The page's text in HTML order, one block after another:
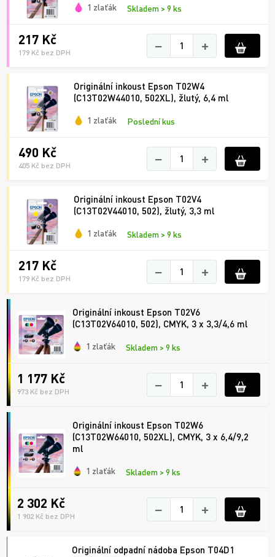
1 zlaťák Skladem > 9 ks
217 Kč
179 Kč bez DPH − +
Originální inkoust Epson T02W4
(C13T02W44010, 502XL), žlutý, 6,4 ml
1 zlaťák Poslední kus
490 Kč
405 Kč bez DPH − +
Originální inkoust Epson T02V4
(C13T02V44010, 502), žlutý, 3,3 ml
1 zlaťák Skladem > 9 ks
217 Kč
179 Kč bez DPH − +
Originální inkoust Epson T02V6
(C13T02V64010, 502), CMYK, 3 x 3,3/4,6 ml
1 zlaťák Skladem > 9 ks
1 177 Kč
973 Kč bez DPH − +
Originální inkoust Epson T02W6
(C13T02W64010, 502XL), CMYK, 3 x 6,4/9,2
ml
1 zlaťák Skladem > 9 ks
2 302 Kč
1 902 Kč bez DPH − +
Originální odpadní nádoba Epson T04D1